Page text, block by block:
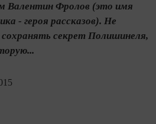
Валентин Фролов (это имя
- героя рассказов). Не
секрет Полишинеля,